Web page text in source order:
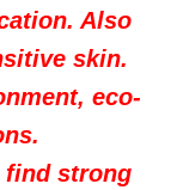
Also
skin.
eco-
find strong